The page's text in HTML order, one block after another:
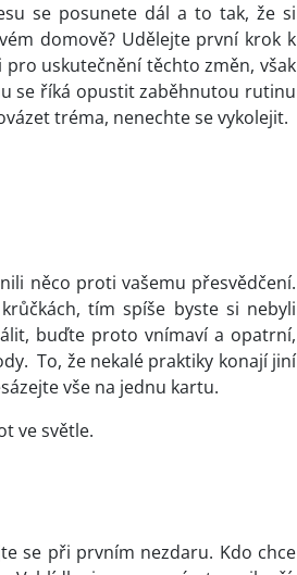
se posunete dál a to tak, že si
domově? Udělejte první krok k
uskutečnění těchto změn, však
se říká opustit zaběhnutou rutinu
tréma, nenechte se vykolejit.
něco proti vašemu přesvědčení.
tím spíše byste si nebyli
buďte proto vnímaví a opatrní,
To, že nekalé praktiky konají jiní
vše na jednu kartu.
ve světle.
se při prvním nezdaru. Kdo chce